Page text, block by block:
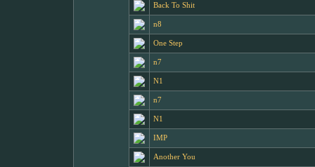
Back To Shit
n8
One Step
n7
N1
n7
N1
IMP
Another You